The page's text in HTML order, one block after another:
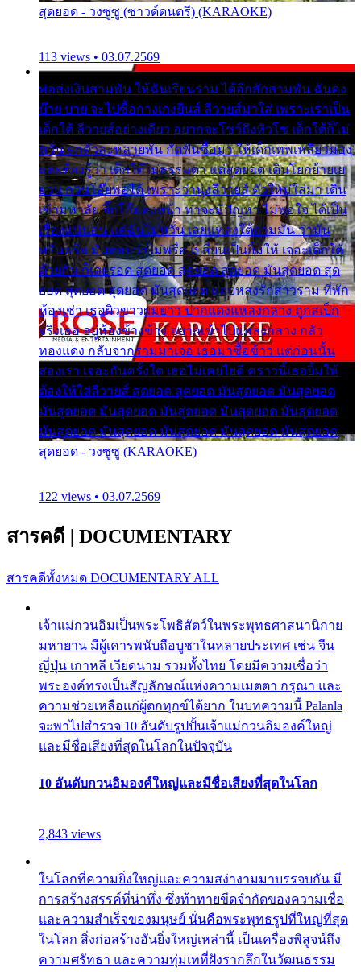
สุดยอด - วงซูซู (ซาวด์ดนตรี) (KARAOKE)
113 views • 03.07.2569
พ่อส่งเงินสามพัน ให้ฉันเรียนราม ได้อีกสักสามพัน ฉันคง
บ๊าย บาย จะไปซื้อกางเกงยีนส์ ลีวายส์มาใส่ เพราะเราเป็น
เด็กใต้ ลีวายส์อย่างเดียว อยากจะโชว์ถึงหิวโซ เด็กใต้ก็ไม่
หวั่น ตกตัวละหลายพัน กัดฟันซื้อมา ให้เด็กเทพเหลียวมอง
และต้องรู้ว่า เด็กใต้ไม่ธรรมดา แต่สุดยอด เดินโยกย้ายเย
ยวน กวนโอ๊ยพอได้ เพราะว่านุ่งลีวายส์ ตัวใหม่ใส่มา เดิน
เข้ามหาลัย จิ๊กโก๊มองหน้า ท่าจะมีปัญหา ไม่พอใจ ได้เป็น
เรื่องแน่นอน แต่ฉันไม่หวั่น เลยแหลงใต้ถามมัน ว่ามัน
พรั่นพรือ มันตอบว่าไม่พรื่อ เปลี่ยนเป็นยิ้มให้ เจอะเด็กใต้
ด้วยกัน ก็เลยรอด สุดยอด สุดยอด สุดยอด มันสุดยอด สุด
ยอด สุดยอด สุดยอด มันสุดยอด แอบหลงรักสาวราม ที่พัก
ห้องเช่า เธอผิวขาวผมยาว ปากแดงแหลงกลาง ถูกสเป็ก
จริงเธอ อยู่ห้องข้างข้าง อยากเข้าไปแหลงกลาง กลัว
ทองแดง กลับจากรามมาเจอ เธอมาซื้อข้าว แต่ก่อนนั้น
สองเรา เจอะกันครั้งใด เธอไม่เคยไยดี คราวนี้เธอยิ้มให้
ต้องให้ใส่ลีวายส์ สุดยอด สุดยอด มันสุดยอด มันสุดยอด
มันสุดยอด มันสุดยอด มันสุดยอด มันสุดยอด มันสุดยอด
มันสุดยอด มันสุดยอด มันสุดยอด มันสุดยอด มันสุดยอด
สุดยอด - วงซูซู (KARAOKE)
122 views • 03.07.2569
สารคดี | DOCUMENTARY
สารคดีทั้งหมด DOCUMENTARY ALL
เจ้าแม่กวนอิมเป็นพระโพธิสัตว์ในพระพุทธศาสนานิกาย
มหายาน มีผู้เคารพนับถือบูชาในหลายประเทศ เช่น จีน
ญี่ปุ่น เกาหลี เวียดนาม รวมทั้งไทย โดยมีความเชื่อว่า
พระองค์ทรงเป็นสัญลักษณ์แห่งความเมตตา กรุณา และ
ความช่วยเหลือแก่ผู้ตกทุกข์ได้ยาก ในบทความนี้ Palanla
จะพาไปสำรวจ 10 อันดับรูปปั้นเจ้าแม่กวนอิมองค์ใหญ่
และมีชื่อเสียงที่สุดในโลกในปัจจุบัน
10 อันดับกวนอิมองค์ใหญ่และมีชื่อเสียงที่สุดในโลก
2,843 views
ในโลกที่ความยิ่งใหญ่และความสง่างามมาบรรจบกัน มี
การสร้างสรรค์ที่น่าทึ่ง ซึ่งท้าทายขีดจำกัดของความเชื่อ
และความสำเร็จของมนุษย์ นั่นคือพระพุทธรูปที่ใหญ่ที่สุด
ในโลก สิ่งก่อสร้างอันยิ่งใหญ่เหล่านี้ เป็นเครื่องพิสูจน์ถึง
ความศรัทธา และความทุ่มเทที่ฝังรากลึกในวัฒนธรรม